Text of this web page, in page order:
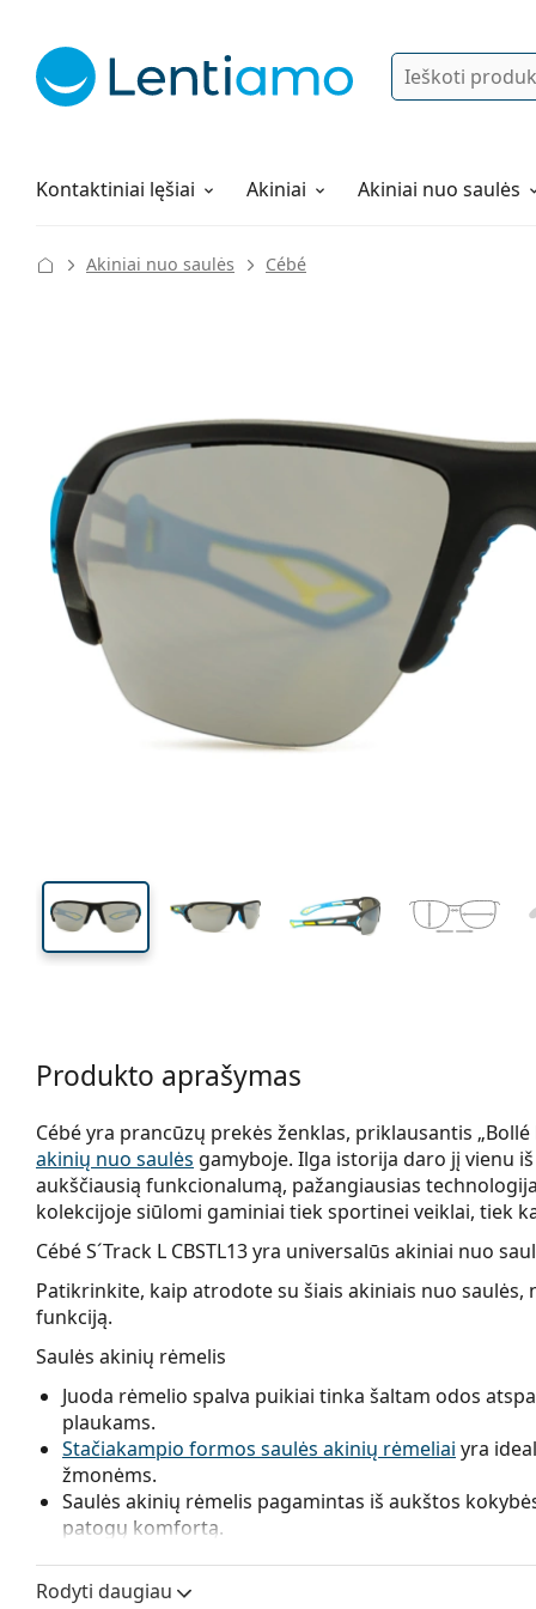
Ieškoti
Kontaktiniai lęšiai
Lęšių tirpalai Akiniai Akiniai nuo saulės
Viskas apie apsipirkimą pas mus
Akiniai nuo saulės Cébé
130 mm
Plotis
Lęšio aukštis
70 mm
Lęšio plotis
Produkto aprašymas
Cébé yra prancūzų prekės ženklas, priklausantis
akinių nuo saulės gamyboje. Ilga istorija daro jį vienu
aukščiausią funkcionalumą, pažangiausias
kolekcijoje siūlomi gaminiai tiek sportinei veiklai, tiek
Cébé S´Track L CBSTL13yra universalūs akiniai nuo
Patikrinkite, kaip atrodote su šiais akiniais nuo
funkciją.
Saulės akinių rėmelis
Juoda rėmelio spalva puikiai tinka šaltam odos
plaukams.
Stačiakampio formos saulės akinių rėmeliai yra
žmonėms.
Saulės akinių rėmelis pagamintas iš aukštos
patogų komfortą.
Saulės akinių lęšis
Rodyti daugiau